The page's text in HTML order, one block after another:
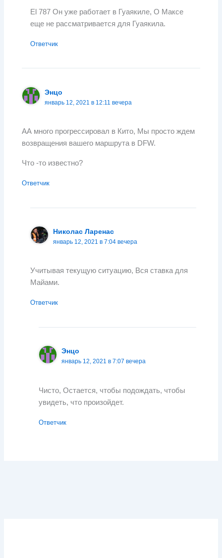
El 787 Он уже работает в Гуаякиле, О Максе
еще не рассматривается для Гуаякила.
Ответчик
Энцо
январь 12, 2021 в 12:11 вечера
АА много прогрессировал в Кито, Мы просто ждем
возвращения вашего маршрута в DFW.
Что -то известно?
Ответчик
Николас Ларенас
январь 12, 2021 в 7:04 вечера
Учитывая текущую ситуацию, Вся ставка для
Майами.
Ответчик
Энцо
январь 12, 2021 в 7:07 вечера
Чисто, Остается, чтобы подождать, чтобы
увидеть, что произойдет.
Ответчик